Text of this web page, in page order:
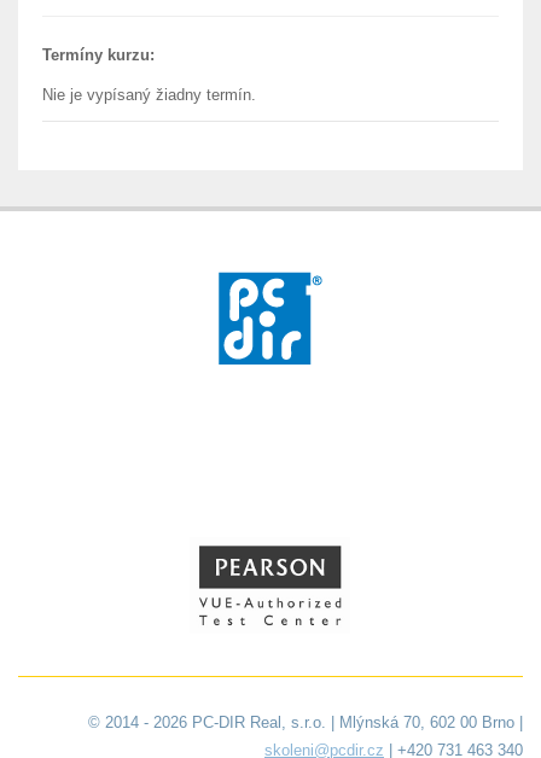
Termíny kurzu:
Nie je vypísaný žiadny termín.
© 2014 - 2026 PC-DIR Real, s.r.o. | Mlýnská 70, 602 00 Brno |
skoleni@pcdir.cz | +420 731 463 340